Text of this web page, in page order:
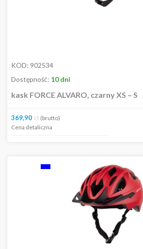
KOD: 902534
Dostępność: 10 dni
kask FORCE ALVARO, czarny XS – S
369,90 zł (brutto)
Cena detaliczna